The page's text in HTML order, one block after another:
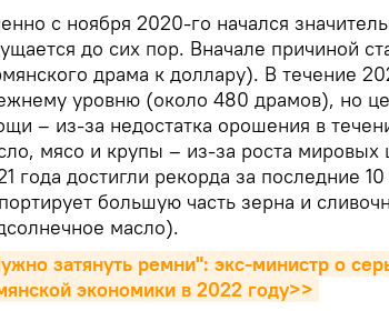
с ноября 2020-го начался
до сих пор. Вначале причиной
драма к доллару). В течение
уровню (около 480 драмов), но
– из-за недостатка орошения в
мясо и крупы – из-за роста мировых
года достигли рекорда за последние
большую часть зерна и
масло).
затянуть ремни": экс-министр о
экономики в 2022 году>>